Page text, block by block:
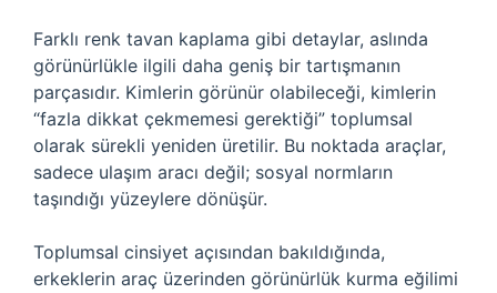
Farklı renk tavan kaplama gibi detaylar, aslında
görünürlükle ilgili daha geniş bir tartışmanın
parçasıdır. Kimlerin görünür olabileceği, kimlerin
“fazla dikkat çekmemesi gerektiği” toplumsal
olarak sürekli yeniden üretilir. Bu noktada araçlar,
sadece ulaşım aracı değil; sosyal normların
taşındığı yüzeylere dönüşür.
Toplumsal cinsiyet açısından bakıldığında,
erkeklerin araç üzerinden görünürlük kurma eğilimi